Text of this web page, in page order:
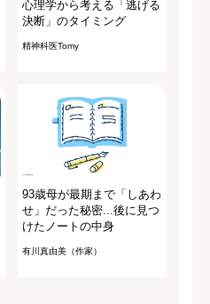
心理学から考える「逃げる
決断」のタイミング
精神科医Tomy
93歳母が最期まで「しあわ
せ」だった秘密...後に見つ
けたノートの中身
有川真由美（作家）